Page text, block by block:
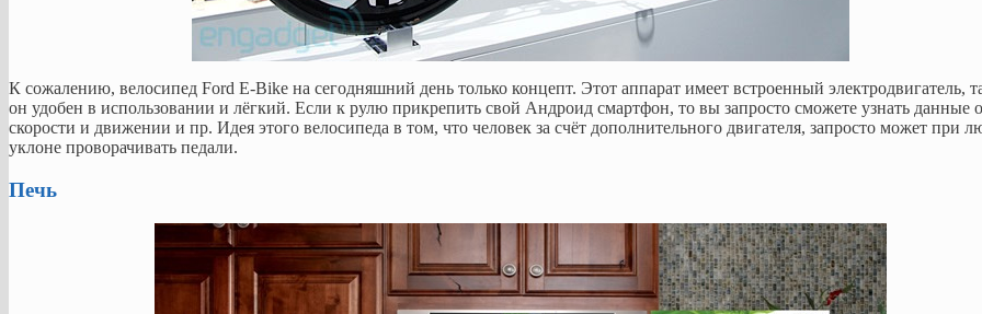
К сожалению, велосипед Ford E-Bike на сегодняшний день только концепт. Этот аппарат имеет встроенный электродвигатель,
он удобен в использовании и лёгкий. Если к рулю прикрепить свой Андроид смартфон, то вы запросто сможете узнать данные о
скорости и движении и пр. Идея этого велосипеда в том, что человек за счёт дополнительного двигателя, запросто может при
уклоне проворачивать педали.
Печь